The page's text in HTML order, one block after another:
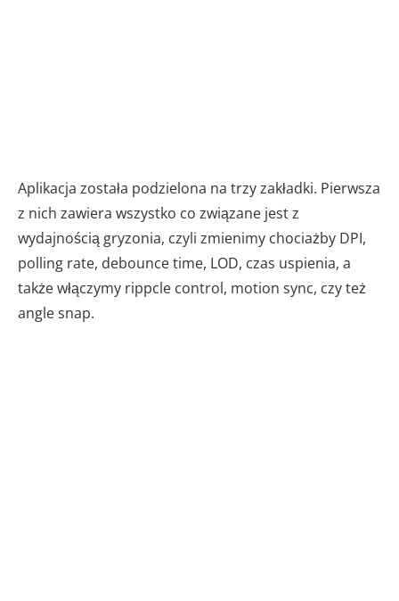
Aplikacja została podzielona na trzy zakładki. Pierwsza
z nich zawiera wszystko co związane jest z
wydajnością gryzonia, czyli zmienimy chociażby DPI,
polling rate, debounce time, LOD, czas uspienia, a
także włączymy rippcle control, motion sync, czy też
angle snap.